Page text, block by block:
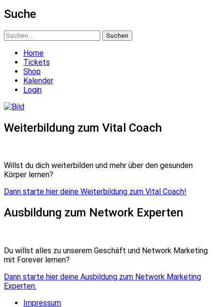
Suche
Suchen
nach:
Home
Tickets
Shop
Kalender
Login
Weiterbildung zum Vital Coach
Willst du dich weiterbilden und mehr über den gesunden
Körper lernen?
Dann starte hier deine Weiterbildung zum Vital Coach!
Ausbildung zum Network Experten
Du willst alles zu unserem Geschäft und Network Marketing
mit Forever lernen?
Dann starte hier deine Ausbildung zum Network Marketing
Experten.
Impressum